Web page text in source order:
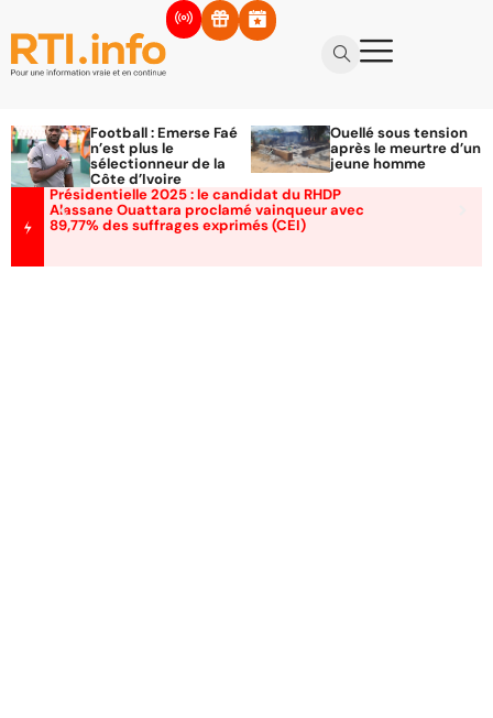
Football : Emerse Faé
n’est plus le
sélectionneur de la
Côte d’Ivoire
Ouellé sous tension
après le meurtre d’un
jeune homme
Présidentielle 2025 : le candidat du RHDP
Alassane Ouattara proclamé vainqueur avec
89,77% des suffrages exprimés (CEI)